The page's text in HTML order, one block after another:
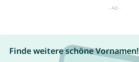
Finde weitere schöne Vornamen!